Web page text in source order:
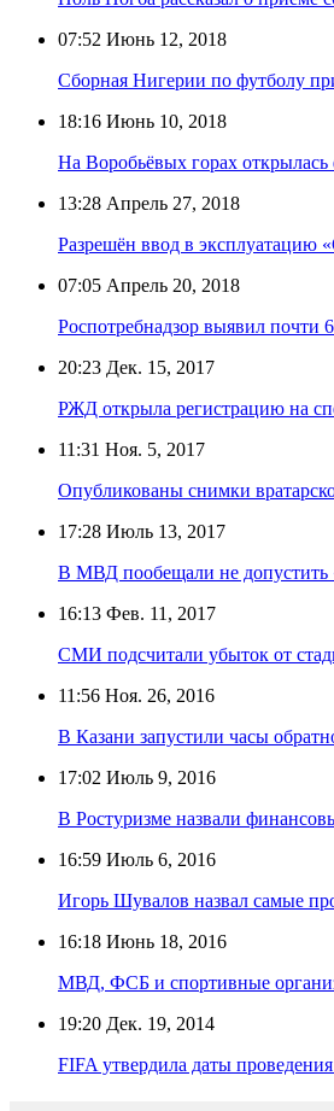
07:52 Июнь 12, 2018
Сборная Нигерии по футболу
18:16 Июнь 10, 2018
На Воробьёвых горах
13:28 Апрель 27, 2018
Разрешён ввод в эксплуатацию
07:05 Апрель 20, 2018
Роспотребнадзор выявил почти
20:23 Дек. 15, 2017
РЖД открыла регистрацию на
11:31 Ноя. 5, 2017
Опубликованы снимки
17:28 Июль 13, 2017
В МВД пообещали не допустить
16:13 Фев. 11, 2017
СМИ подсчитали убыток от
11:56 Ноя. 26, 2016
В Казани запустили часы
17:02 Июль 9, 2016
В Ростуризме назвали
16:59 Июль 6, 2016
Игорь Шувалов назвал самые
16:18 Июнь 18, 2016
МВД, ФСБ и спортивные
19:20 Дек. 19, 2014
FIFA утвердила даты